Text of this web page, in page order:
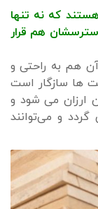
که نه تنها
هم قرار
هم به راحتی و
ها سازگار است
ارزان می شود و
و می‌توانند